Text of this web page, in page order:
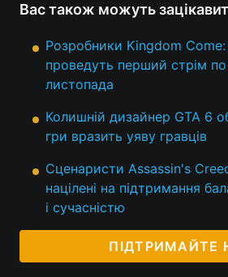
Послуги
Тема оформлення
Вас також можуть
Розробники Kingdom
проведуть перший стрім по
листопада
Колишній дизайнер GTA 6
гри вразить уяву гравців
Сценаристи Assassin's
націлені на підтримання
і сучасністю
ПІДТРИМАЙТЕ